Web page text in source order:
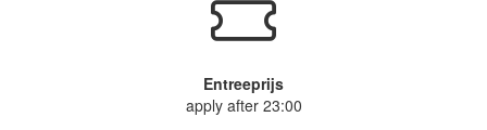
Entreeprijs
apply after 23:00